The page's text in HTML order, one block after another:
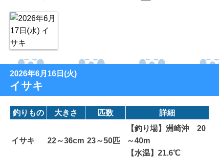
2026年6月16日(火)
イサキ
釣りもの 大きさ 匹数 詳細
イサキ 22～36cm 23～50匹
【釣り場】洲崎沖 20
～40m
【水温】21.6℃